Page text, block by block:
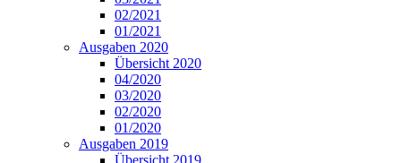
02/2021
01/2021
Ausgaben 2020
Übersicht 2020
04/2020
03/2020
02/2020
01/2020
Ausgaben 2019
Übersicht 2019